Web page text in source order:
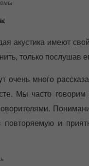
акустика имеют
только послушав
очень много
Мы часто
повторяемую и